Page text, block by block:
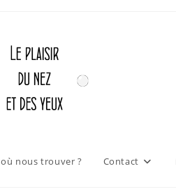
où nous trouver ? Contact